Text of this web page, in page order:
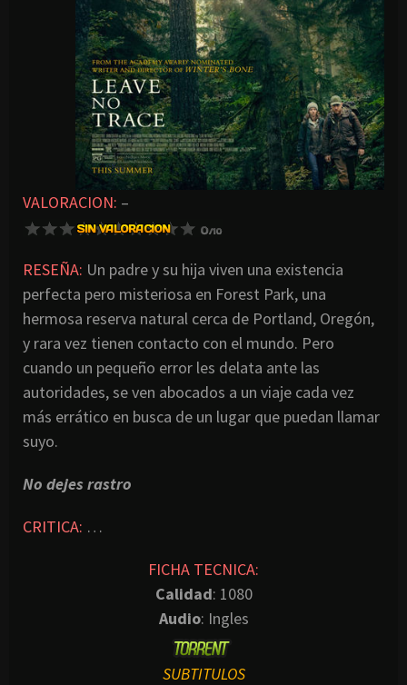
VALORACION: –
RESEÑA: Un padre y su hija viven una existencia
perfecta pero misteriosa en Forest Park, una
hermosa reserva natural cerca de Portland, Oregón,
y rara vez tienen contacto con el mundo. Pero
cuando un pequeño error les delata ante las
autoridades, se ven abocados a un viaje cada vez
más errático en busca de un lugar que puedan llamar
suyo.
No dejes rastro
CRITICA: …
FICHA TECNICA:
Calidad: 1080
Audio: Ingles
SUBTITULOS